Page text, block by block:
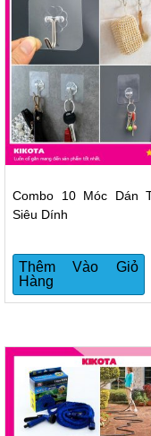
Combo 10 Móc Dán
Siêu Dính
Thêm Vào Giỏ
Hàng